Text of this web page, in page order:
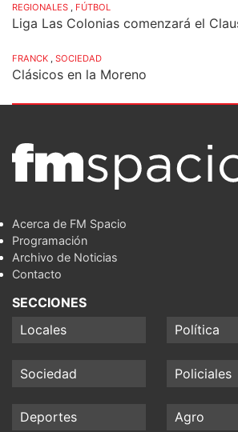
REGIONALES FÚTBOL
Liga Las Colonias comenzará el
FRANCK SOCIEDAD
Clásicos en la Moreno
Acerca de FM Spacio
Programación
Archivo de Noticias
Contacto
SECCIONES
Locales
Política
Sociedad Policiales
Deportes Agro